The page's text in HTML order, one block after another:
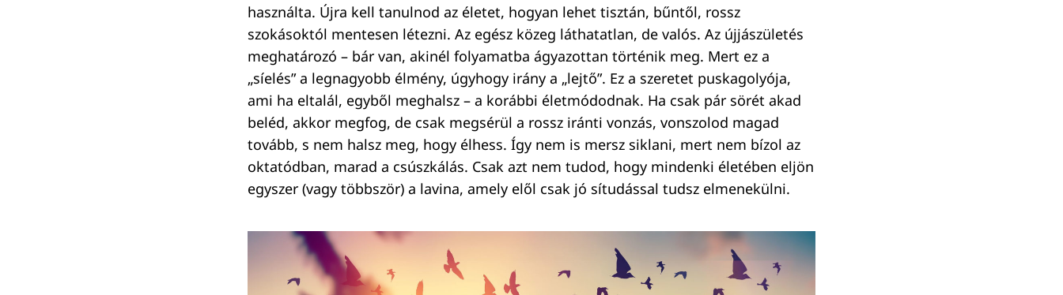
használta. Újra kell tanulnod az életet, hogyan lehet tisztán, bűntől, rossz
szokásoktól mentesen létezni. Az egész közeg láthatatlan, de valós. Az újjászületés
meghatározó – bár van, akinél folyamatba ágyazottan történik meg. Mert ez a
„síelés” a legnagyobb élmény, úgyhogy irány a „lejtő”. Ez a szeretet puskagolyója,
ami ha eltalál, egyből meghalsz – a korábbi életmódodnak. Ha csak pár sörét akad
beléd, akkor megfog, de csak megsérül a rossz iránti vonzás, vonszolod magad
tovább, s nem halsz meg, hogy élhess. Így nem is mersz siklani, mert nem bízol az
oktatódban, marad a csúszkálás. Csak azt nem tudod, hogy mindenki életében eljön
egyszer (vagy többször) a lavina, amely elől csak jó sítudással tudsz elmenekülni.